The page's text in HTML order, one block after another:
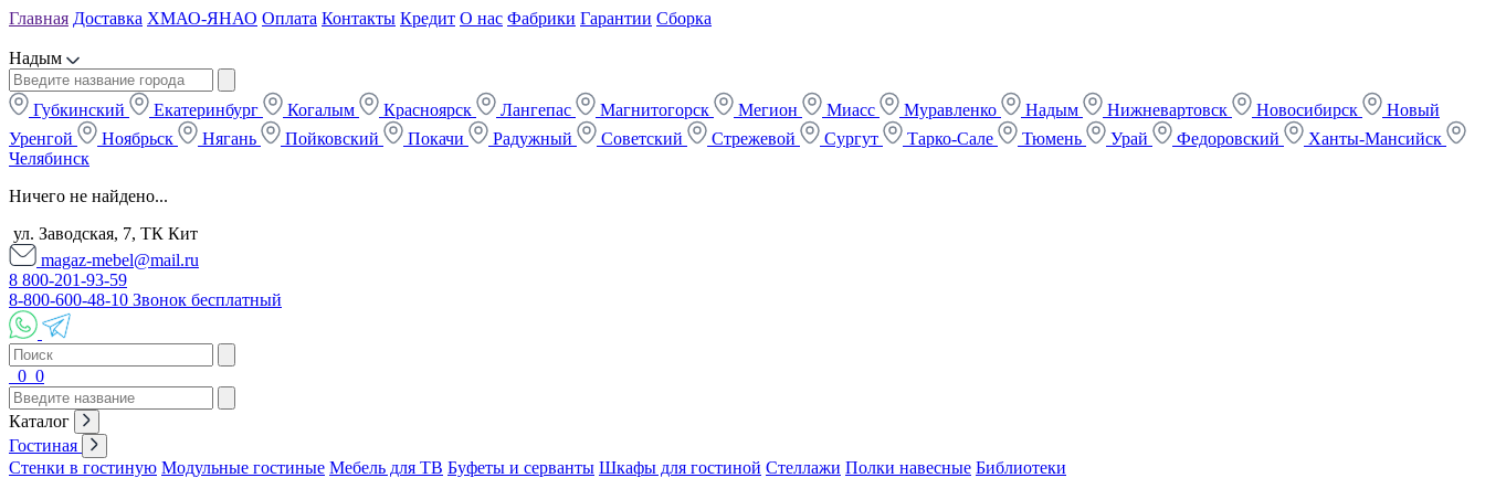
Главная Доставка ХМАО-ЯНАО Оплата Контакты Кредит О нас Фабрики Гарантии Сборка
Надым
Губкинский Екатеринбург Когалым Красноярск Лангепас Магнитогорск Мегион Миасс Муравленко Надым Нижневартовск Новосибирск
Новый
Уренгой
Ноябрьск Нягань Пойковский Покачи Радужный Советский Стрежевой Сургут Тарко-Сале Тюмень Урай Федоровский
Ханты-Мансийск
Челябинск
Ничего не найдено...
ул. Заводская, 7, ТК Кит
magaz-mebel@mail.ru
8 800-201-93-59
8-800-600-48-10 Звонок бесплатный
0 0
Каталог
Гостиная
Стенки в гостиную Модульные гостиные Мебель для ТВ Буфеты и серванты Шкафы для гостиной Стеллажи Полки навесные Библиотеки